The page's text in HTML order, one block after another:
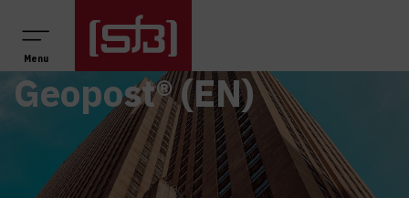
Main Navigation
Menu
Geopost® (EN)